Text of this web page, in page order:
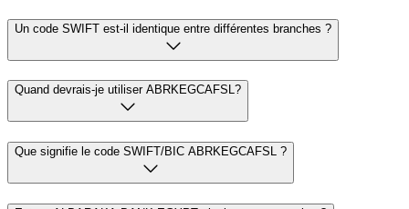
Un code SWIFT est-il identique entre différentes branches ?
Quand devrais-je utiliser ABRKEGCAFSL?
Que signifie le code SWIFT/BIC ABRKEGCAFSL ?